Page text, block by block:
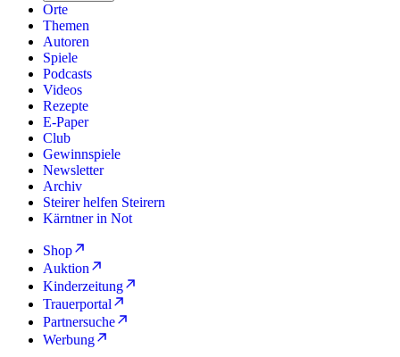
Orte
Themen
Autoren
Spiele
Podcasts
Videos
Rezepte
E-Paper
Club
Gewinnspiele
Newsletter
Archiv
Steirer helfen Steirern
Kärntner in Not
Shop
Auktion
Kinderzeitung
Trauerportal
Partnersuche
Werbung